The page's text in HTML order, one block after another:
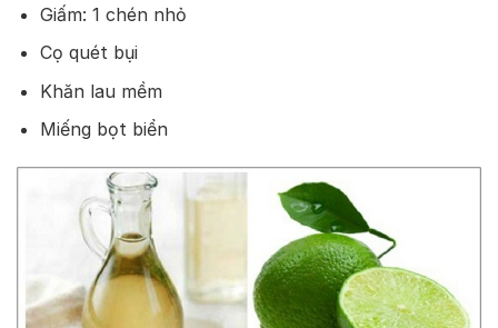
Giấm: 1 chén nhỏ
Cọ quét bụi
Khăn lau mềm
Miếng bọt biển